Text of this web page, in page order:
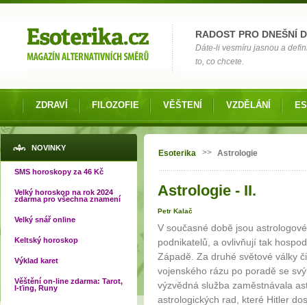
RADOST PRO DNEŠNÍ
Dáte-li vesmíru jasnou a
to, co chcete.
ZDRAVÍ FILOZOFIE VĚŠTENÍ VZDĚLÁNÍ
NOVINKY
SMS horoskopy za 46 Kč
Velký horoskop na rok 2024
zdarma pro všechna znamení
Velký snář online
Keltský horoskop
Výklad karet
Věštění on-line zdarma: Tarot,
I-ťing, Runy
Jste zde
Esoterika >> Astrologie
Astrologie - II.
Petr Kalač
V současné době jsou
podnikatelů, a ovlivňují tak
Západě. Za druhé světové války
vojenského rázu po poradě se
výzvědná služba zaměstnávala
astrologických rad, které Hitler